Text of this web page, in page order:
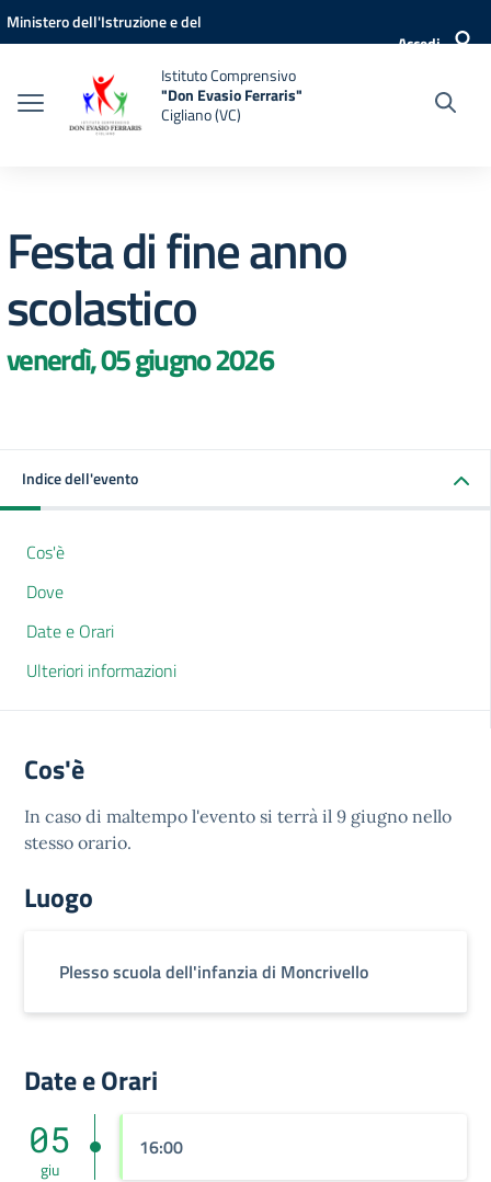
Vai ai contenuti
Vai al menu di navigazione
Vai al footer
Ministero dell'Istruzione e del
Accedi
Istituto Comprensivo
"Don Evasio Ferraris"
Cigliano (VC)
Festa di fine anno
scolastico
venerdì, 05 giugno 2026
Indice dell'evento
Cos'è
Dove
Date e Orari
Ulteriori informazioni
Cos'è
In caso di maltempo l'evento si terrà il 9 giugno nello
stesso orario.
Luogo
Plesso scuola dell'infanzia di Moncrivello
Date e Orari
05
giu
16:00